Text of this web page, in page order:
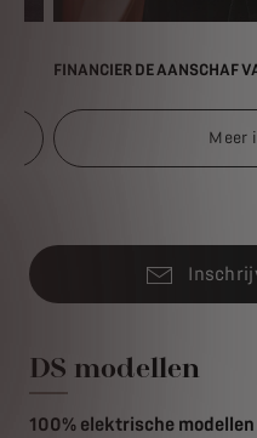
FINANCIER DE AANSCHAF
Meer
DS modellen
100% elektrische modellen